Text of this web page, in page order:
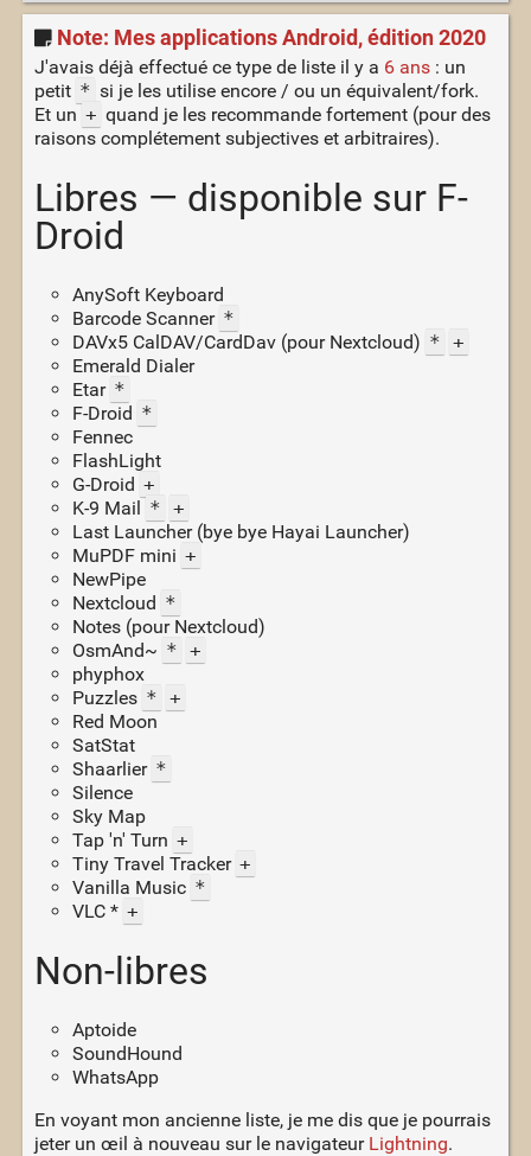
Note: Mes applications Android, édition 2020
J'avais déjà effectué ce type de liste il y a 6 ans: un
petit * si je les utilise encore / ou un équivalent/fork.
Et un + quand je les recommande fortement (pour des
raisons complétement subjectives et arbitraires).
Libres — disponible sur F-
Droid
AnySoft Keyboard
Barcode Scanner *
DAVx5 CalDAV/CardDav (pour Nextcloud) *
+
Emerald Dialer
Etar *
F-Droid *
Fennec
FlashLight
G-Droid +
K-9 Mail *
+
Last Launcher (bye bye Hayai Launcher)
MuPDF mini +
NewPipe
Nextcloud *
Notes (pour Nextcloud)
OsmAnd~ *
+
phyphox
Puzzles *
+
Red Moon
SatStat
Shaarlier *
Silence
Sky Map
Tap 'n' Turn +
Tiny Travel Tracker +
Vanilla Music *
VLC * +
Non-libres
Aptoide
SoundHound
WhatsApp
En voyant mon ancienne liste, je me dis que je pourrais
jeter un œil à nouveau sur le navigateur Lightning.